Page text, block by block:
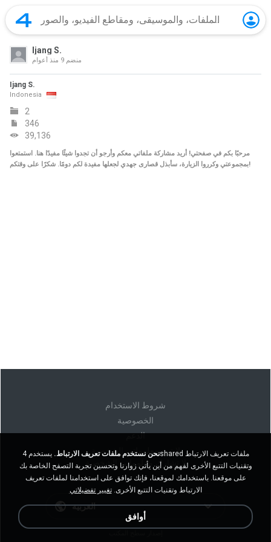
Ijang S.
منضم
Ijang S.
Indonesia
2
346
39,136
مرحبًا بكم في صفحتي! أريد مشاركة ملفاتي معكم وأرجو أن تجدوا شيئًا مفيدًا هنا. استمتعوا
بمجموعتي وكرروا الزيارة، سأبذل قصارى جهدي لجعلها مفيدة لكم دومًا. شكرًا على وقتكم!
شروط الاستخدام
الخصوصية
الدعم
لا تبيع معلوماتي الشخصية
لا تشارك معلوماتي الشخصية
العربية
نحن نستخدم ملفات تعريف الارتباط.
يستخدم 4shared ملفات تعريف الارتباط
وتقنيات التتبع الأخرى لفهم من أين يأتي زوارنا وتحسين تجربة التصفح الخاصة بك
على موقعنا. باستخدامك لموقعنا، فإنك توافق على استخدامنا لملفات تعريف
الارتباط وتقنيات التتبع الأخرى.تغيير تفضيلاتي
أوافق